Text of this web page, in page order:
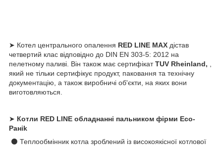
➤ Котел центрального опалення RED LINE МАХ дістав
четвертий клас відповідно до DIN EN 303-5: 2012 на
пелетному паливі. Він також має сертифікатTUV Rheinland,
який не тільки сертифікує продукт, паковання та технічну
документацію, а також виробничі об'єкти, на яких вони
виготовляються.
➤ Котли RED LINE обладнанні пальником фірми Eco-
Ранik
⚫ Теплообмінник котла зроблений із високоякісної котлової